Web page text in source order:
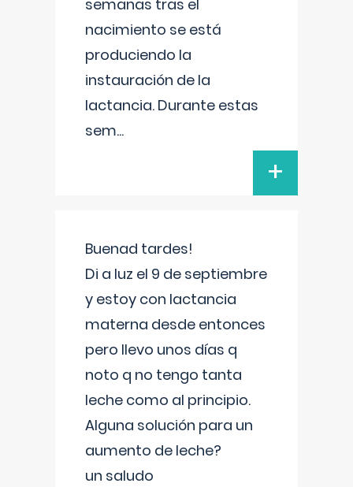
semanas tras el
nacimiento se está
produciendo la
instauración de la
lactancia. Durante estas
sem...
+
Buenad tardes!
Di a luz el 9 de septiembre
y estoy con lactancia
materna desde entonces
pero llevo unos días q
noto q no tengo tanta
leche como al principio.
Alguna solución para un
aumento de leche?
un saludo